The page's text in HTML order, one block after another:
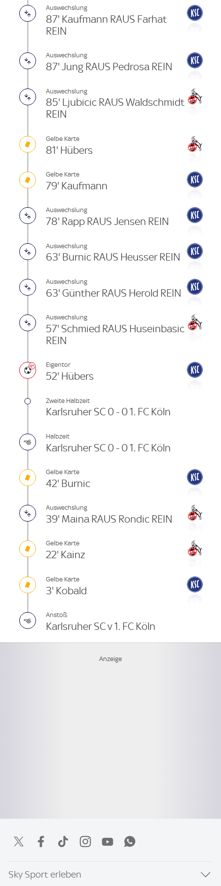
Auswechslung
87' Kaufmann RAUS Farhat
REIN
Auswechslung
87' Jung RAUS Pedrosa REIN
Auswechslung
85' Ljubicic RAUS Waldschmidt
REIN
Gelbe Karte
81' Hübers
Gelbe Karte
79' Kaufmann
Auswechslung
78' Rapp RAUS Jensen REIN
Auswechslung
63' Burnic RAUS Heusser REIN
Auswechslung
63' Günther RAUS Herold REIN
Auswechslung
57' Schmied RAUS Huseinbasic
REIN
Eigentor
52' Hübers
Zweite Halbzeit
Karlsruher SC 0 - 0 1. FC Köln
Halbzeit
Karlsruher SC 0 - 0 1. FC Köln
Gelbe Karte
42' Burnic
Auswechslung
39' Maina RAUS Rondic REIN
Gelbe Karte
22' Kainz
Gelbe Karte
3' Kobald
Anstoß
Karlsruher SC v 1. FC Köln
Sky Sport erleben